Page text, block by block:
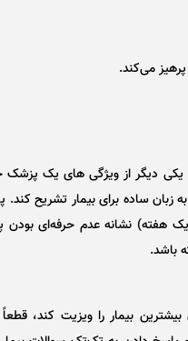
می‌کند.
یکی دیگر از ویژگی های یک پزشک
ساده برای بیمار تشریح کند.
هفته) نشانه عدم حرفه‌ای
باشد.
بیمار را ویزیت کند، قطعاً